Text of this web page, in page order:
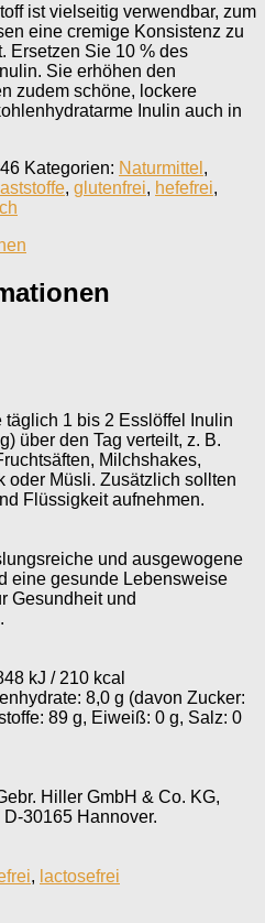
ist vielseitig verwendbar, zum
eine cremige Konsistenz zu
Ersetzen Sie 10 % des
Sie erhöhen den
zudem schöne, lockere
Inulin auch in
Kategorien: Naturmittel ,
, glutenfrei, hefefrei,
täglich 1 bis 2 Esslöffel Inulin
über den Tag verteilt, z. B.
Milchshakes,
oder Müsli. Zusätzlich sollten
Flüssigkeit aufnehmen.
und ausgewogene
eine gesunde Lebensweise
Gesundheit und
kJ / 210 kcal
8,0 g (davon Zucker:
89 g, Eiweiß: 0 g, Salz: 0
Hiller GmbH & Co. KG,
D-30165 Hannover.
, lactosefrei